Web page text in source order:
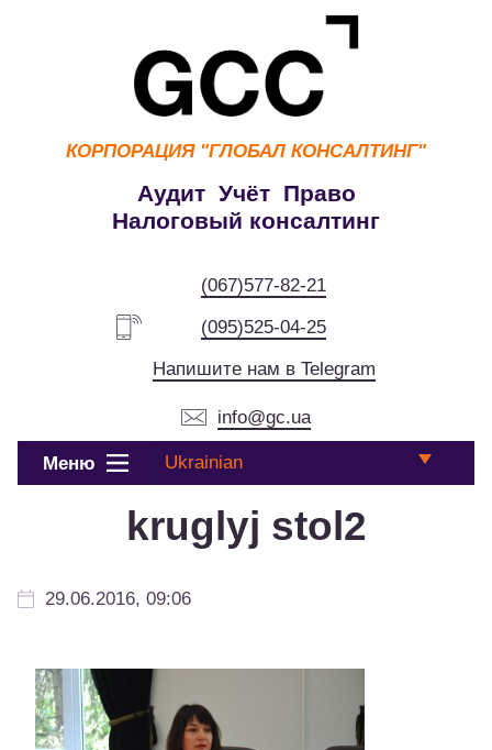
КОРПОРАЦИЯ "ГЛОБАЛ КОНСАЛТИНГ"
Аудит Учёт Право
Налоговый консалтинг
(067)577-82-21
(095)525-04-25
Напишите нам в Telegram
info@gc.ua
Меню Ukrainian
kruglyj stol2
29.06.2016, 09:06